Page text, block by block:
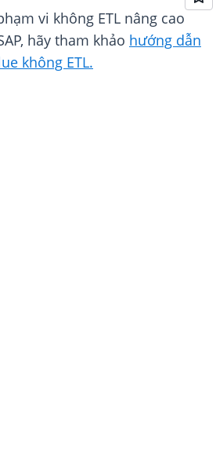
vi không ETL nâng cao
hãy tham khảo hướng dẫn
không ETL.